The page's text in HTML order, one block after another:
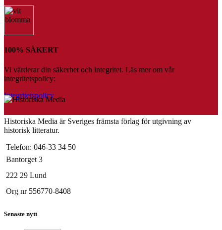
100% SÄKERT
Vi värderar din säkerhet och integritet. Läs mer om vår
integritetspolicy:
Integritetspolicy
Historiska Media är Sveriges främsta förlag för utgivning av
historisk litteratur.
Telefon: 046-33 34 50
Bantorget 3
222 29 Lund
Org nr 556770-8408
Senaste nytt